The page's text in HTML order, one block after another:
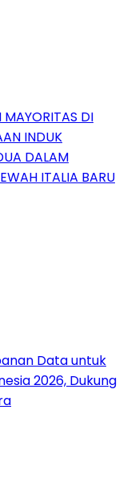
DI
INDUK
DALAM
ITALIA BARU
Data untuk
2026, Dukung